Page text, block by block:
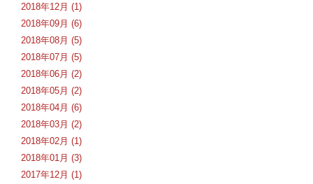
2018年12月 (1)
2018年09月 (6)
2018年08月 (5)
2018年07月 (5)
2018年06月 (2)
2018年05月 (2)
2018年04月 (6)
2018年03月 (2)
2018年02月 (1)
2018年01月 (3)
2017年12月 (1)